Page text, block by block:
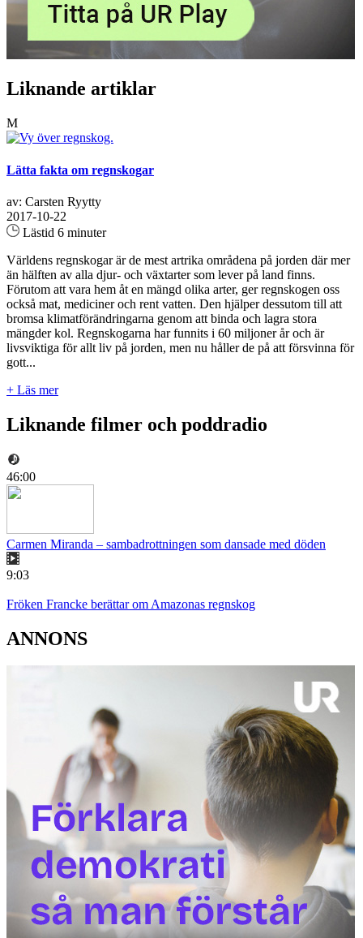
Liknande artiklar
M
Lätta fakta om regnskogar
av: Carsten Ryytty
2017-10-22
Lästid 6 minuter
Världens regnskogar är de mest artrika områdena på jorden där mer
än hälften av alla djur- och växtarter som lever på land finns.
Förutom att vara hem åt en mängd olika arter, ger regnskogen oss
också mat, mediciner och rent vatten. Den hjälper dessutom till att
bromsa klimatförändringarna genom att binda och lagra stora
mängder kol. Regnskogarna har funnits i 60 miljoner år och är
livsviktiga för allt liv på jorden, men nu håller de på att försvinna för
gott...
+ Läs mer
Liknande filmer och poddradio
46:00
Carmen Miranda – sambadrottningen som dansade med döden
9:03
Fröken Francke berättar om Amazonas regnskog
ANNONS